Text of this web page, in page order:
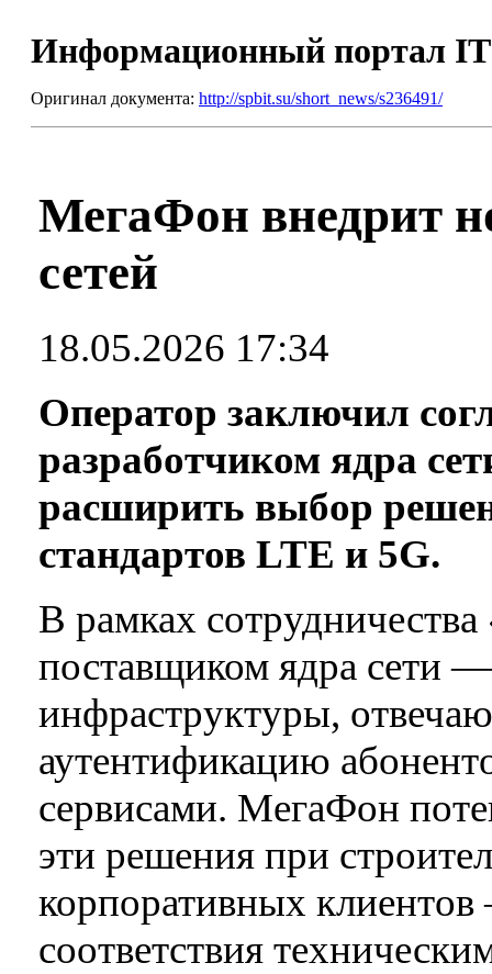
Информационный портал
Оригинал документа: http://spbit.su/short_news/s236491/
МегаФон внедрит
сетей
18.05.2026 17:34
Оператор заключил
разработчиком ядра
расширить выбор
стандартов LTE и 5G.
В рамках
поставщиком ядра сети
инфраструктуры,
аутентификацию
сервисами. МегаФон
эти решения при
корпоративных
соответствия